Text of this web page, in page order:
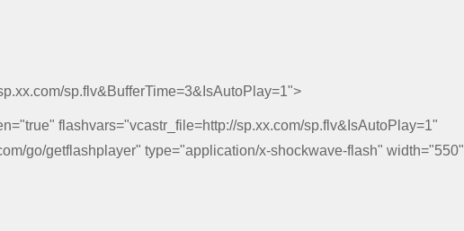
sp.flv&BufferTime=3&IsAutoPlay=1">
flashvars="vcastr_file=http://sp.xx.com/sp.flv&IsAutoPlay=1"
go/getflashplayer" type="application/x-shockwave-flash" width="550"